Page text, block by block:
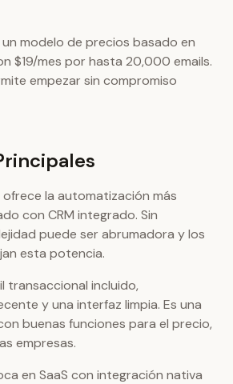
modelo de precios basado en
$19/mes por hasta 20,000 emails.
empezar sin compromiso
ofrece la automatización más
con CRM integrado. Sin
puede ser abrumadora y los
esta potencia.
transaccional incluido,
y una interfaz limpia. Es una
buenas funciones para el precio,
empresas.
en SaaS con integración nativa